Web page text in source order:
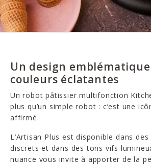
Un design
couleurs éclatantes
Un robot pâtissier multifonction
plus qu’un simple robot : c’est une
affirmé.
L’Artisan Plus est disponible dans
discrets et dans des tons vifs
nuance vous invite à apporter de la